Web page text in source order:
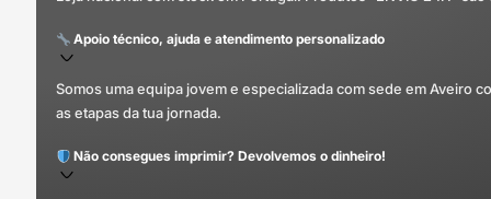
Apoio técnico, ajuda e atendimento personalizado
Somos uma equipa jovem e especializada com sede em Aveiro
as etapas da tua jornada.
Não consegues imprimir? Devolvemos o dinheiro!